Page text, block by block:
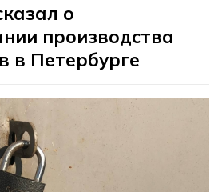
о
производства
в Петербурге